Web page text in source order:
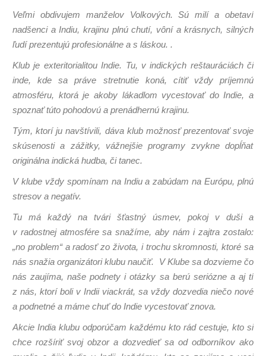
Veľmi obdivujem manželov Volkových. Sú milí a obetaví
nadšenci a Indiu, krajinu plnú chutí, vôní a krásnych, silných
ľudí prezentujú profesionálne a s láskou. .
Klub je exteritorialitou Indie. Tu, v indických reštauráciách či
inde, kde sa práve stretnutie koná, cítiť vždy príjemnú
atmosféru, ktorá je akoby lákadlom vycestovať do Indie, a
spoznať túto pohodovú a prenádhernú krajinu.
Tým, ktorí ju navštívili, dáva klub možnosť prezentovať svoje
skúsenosti a zážitky, vážnejšie programy zvykne dopĺňať
originálna indická hudba, či tanec.
V klube vždy spomínam na Indiu a zabúdam na Európu, plnú
stresov a negatív.
Tu má každý na tvári šťastný úsmev, pokoj v duši a
v radostnej atmosfére sa snažíme, aby nám i zajtra zostalo:
„no problem“ a radosť zo života, i trochu skromnosti, ktoré sa
nás snažia organizátori klubu naučiť. V Klube sa dozvieme čo
nás zaujíma, naše podnety i otázky sa berú seriózne a aj tí
z nás, ktorí boli v Indii viackrát, sa vždy dozvedia niečo nové
a podnetné a máme chuť do Indie vycestovať znova.
Akcie India klubu odporúčam každému kto rád cestuje, kto si
chce rozšíriť svoj obzor a dozvedieť sa od odborníkov ako